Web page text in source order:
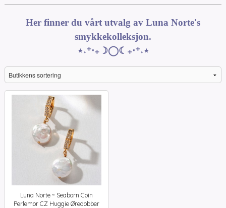
Her finner du vårt utvalg av Luna Norte's
smykkekolleksjon.
⋆˖⁺‧₊☽◯☾₊‧⁺˖⋆
Luna Norte ~ Seaborn Coin
Perlemor CZ Huggie Øredobber